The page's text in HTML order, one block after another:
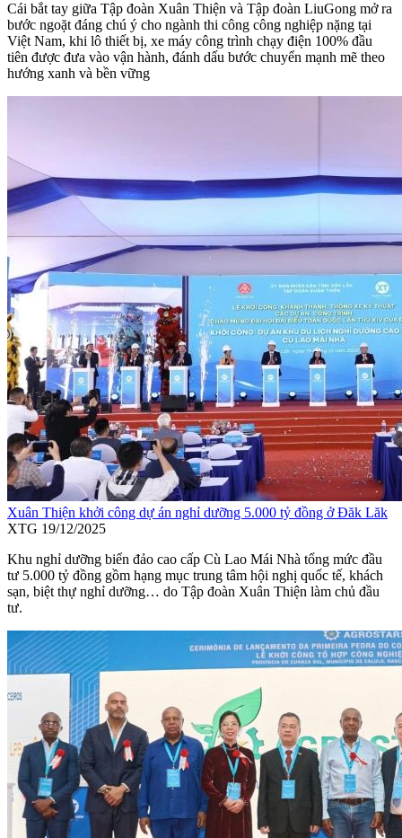
Cái bắt tay giữa Tập đoàn Xuân Thiện và Tập đoàn LiuGong mở ra
bước ngoặt đáng chú ý cho ngành thi công công nghiệp nặng tại
Việt Nam, khi lô thiết bị, xe máy công trình chạy điện 100% đầu
tiên được đưa vào vận hành, đánh dấu bước chuyển mạnh mẽ theo
hướng xanh và bền vững
Xuân Thiện khởi công dự án nghỉ dưỡng 5.000 tỷ đồng ở Đăk Lăk
XTG 19/12/2025
Khu nghỉ dưỡng biển đảo cao cấp Cù Lao Mái Nhà tổng mức đầu
tư 5.000 tỷ đồng gồm hạng mục trung tâm hội nghị quốc tế, khách
sạn, biệt thự nghỉ dưỡng… do Tập đoàn Xuân Thiện làm chủ đầu
tư.